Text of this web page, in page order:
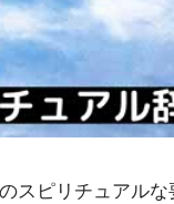
スピリチュアル